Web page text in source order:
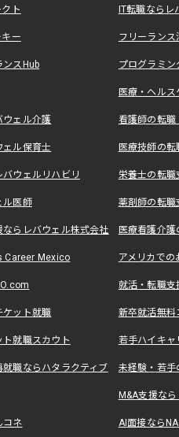
ト IT転職なら
ー フリーラン
ンスHub プログラミ
医療・ヘル
ウェル介護 看護師の転
ル保育士 医療技師の
ウェルリハビリ 栄養士の転
ル医師 薬剤師の転
らレバウェル株式会社 医療看護介
Career Mexico アメリカで
就活・転職
ケット就職 新卒就活無料
就職スカウト 若手ハイキ
職ならハタラクティブ 未経験・若手
M&A支援な
コネ AI面接なら